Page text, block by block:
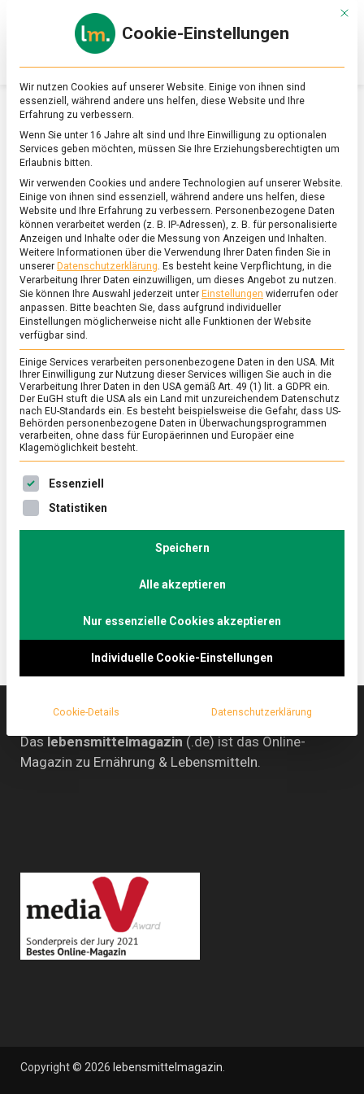
Online-
Magazin
zu
&
Ernährung
SCHLAGWORT:ZÖLIAKIE
ERNÄHRUNG & GESUNDHEIT /FEATURED/WISSEN
Wasser auf die Mühlen: moderne
Müllerei
19. Juli 2021
Mühlen:
Die Plange-Mühle am Neusser Hafen gehört zur
Bindewald und Gutting Mühlengruppe und ist einer
der größten Mühlen Deutschlands.
– eher Science Fiction als Windmühlenromantik.
Das lebensmittelmagazin (.de) ist das Online-
Magazin zu Ernährung & Lebensmitteln.
Copyright © 2026 lebensmittelmagazin
Mit
Cookie-Einstellungen
Wir nutzen Cookies auf unserer Website. Einige von ihnen sind
essenziell, während andere uns helfen, diese Website und Ihre
Erfahrung zu verbessern.
Wenn Sie unter 16 Jahre alt sind und Ihre Einwilligung zu optionalen
Services geben möchten, müssen Sie Ihre Erziehungsberechtigten um
Erlaubnis bitten.
Wir verwenden Cookies und andere Technologien auf unserer Website.
Einige von ihnen sind essenziell, während andere uns helfen, diese
Website und Ihre Erfahrung zu verbessern. Personenbezogene Daten
können verarbeitet werden (z. B. IP-Adressen), z. B. für personalisierte
Anzeigen und Inhalte oder die Messung von Anzeigen und Inhalten.
Weitere Informationen über die Verwendung Ihrer Daten finden Sie in
unserer Datenschutzerklärung. Es besteht keine Verpflichtung, in die
Verarbeitung Ihrer Daten einzuwilligen, um dieses Angebot zu nutzen.
Sie können Ihre Auswahl jederzeit unter Einstellungen widerrufen oder
anpassen. Bitte beachten Sie, dass aufgrund individueller
Einstellungen möglicherweise nicht alle Funktionen der Website
verfügbar sind.
Einige Services verarbeiten personenbezogene Daten in den USA. Mit
Ihrer Einwilligung zur Nutzung dieser Services willigen Sie auch in die
Verarbeitung Ihrer Daten in den USA gemäß Art. 49 (1) lit. a GDPR ein.
Der EuGH stuft die USA als ein Land mit unzureichendem Datenschutz
nach EU-Standards ein. Es besteht beispielsweise die Gefahr, dass US-
Behörden personenbezogene Daten in Überwachungsprogrammen
verarbeiten, ohne dass für Europäerinnen und Europäer eine
Klagemöglichkeit besteht.
Es folgt eine Liste der Service-Gruppen, für die eine
Essenziell
Statistiken
Speichern
Alle akzeptieren
Nur essenzielle Cookies akzeptieren
Individuelle Cookie-Einstellungen
Cookie-Details Datenschutzerklärung